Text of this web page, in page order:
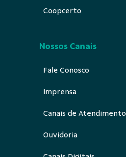
Coopcerto
Nossos Canais
Fale Conosco
Imprensa
Canais de Atendimento
Ouvidoria